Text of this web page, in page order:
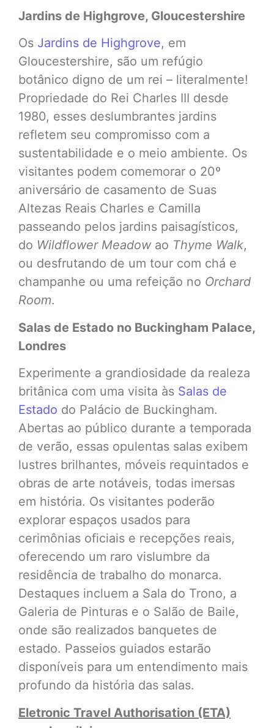
Jardins de Highgrove, Gloucestershire
Os Jardins de Highgrove, em
Gloucestershire, são um refúgio
botânico digno de um rei – literalmente!
Propriedade do Rei Charles III desde
1980, esses deslumbrantes jardins
refletem seu compromisso com a
sustentabilidade e o meio ambiente. Os
visitantes podem comemorar o 20º
aniversário de casamento de Suas
Altezas Reais Charles e Camilla
passeando pelos jardins paisagísticos,
do Wildflower Meadowao Thyme Walk,
ou desfrutando de um tour com chá e
champanhe ou uma refeição no Orchard
Room.
Salas de Estado no Buckingham Palace,
Londres
Experimente a grandiosidade da realeza
britânica com uma visita às Salas de
Estado do Palácio de Buckingham.
Abertas ao público durante a temporada
de verão, essas opulentas salas exibem
lustres brilhantes, móveis requintados e
obras de arte notáveis, todas imersas
em história. Os visitantes poderão
explorar espaços usados para
cerimônias oficiais e recepções reais,
oferecendo um raro vislumbre da
residência de trabalho do monarca.
Destaques incluem a Sala do Trono, a
Galeria de Pinturas e o Salão de Baile,
onde são realizados banquetes de
estado. Passeios guiados estarão
disponíveis para um entendimento mais
profundo da história das salas.
Eletronic Travel Authorisation (ETA)